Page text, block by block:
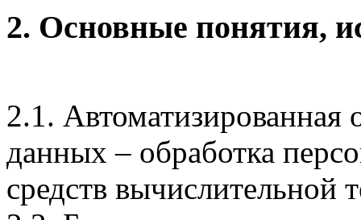
2. Основные понятия,
2.1. Автоматизированная
данных – обработка
средств вычислительной